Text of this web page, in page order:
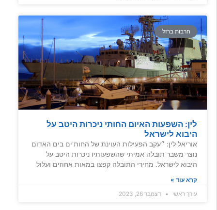
חרבות ברזל
לין: השפעות האיום החותי ניכרות היטב על
היבוא לישראל
אוריאל לין: ״עקב הפעילות העוינת של החות'ים בים האדום
נוצר משבר תובלה אמיתי שהשפעותיו ניכרות היטב על
היבוא לישראל. מחירי התובלה קפצו במאות אחוזים ועלול
קרא עוד »
עורך ראשי
דצמבר 26, 2023